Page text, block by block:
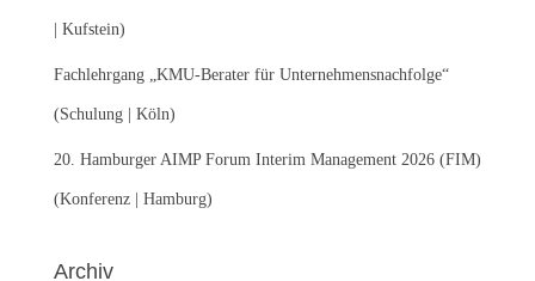
| Kufstein)
Fachlehrgang „KMU-Berater für Unternehmensnachfolge“
(Schulung | Köln)
20. Hamburger AIMP Forum Interim Management 2026 (FIM)
(Konferenz | Hamburg)
Archiv